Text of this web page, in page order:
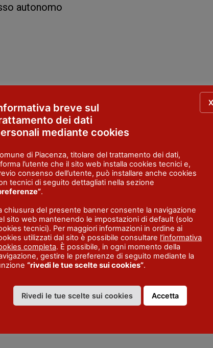
autonomo
e arredato
breve sul
dei dati
mediante cookies
di Piacenza, titolare del trattamento dei dati,
l’utente che il sito web installa cookies tecnici e,
consenso dell’utente, può installare anche cookies
tecnici di seguito dettagliati nella sezione
.
chiusura del presente banner consente la navigazione
sito web mantenendo le impostazioni di default (solo
tecnici). Per maggiori informazioni in ordine ai
utilizzati dal sito è possibile consultare l’informativa
completa. È possibile, in ogni momento della
gestire le preferenze di seguito mediante la
“rivedi le tue scelte sui cookies”.
Rivedi le tue scelte sui cookies Accetta
X